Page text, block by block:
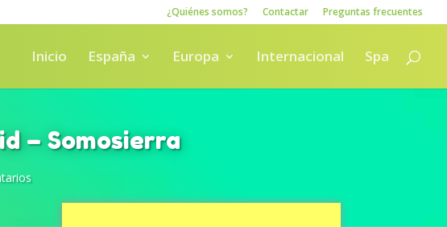
¿Quiénes somos? Contactar Preguntas frecuentes
Inicio España Europa Internacional Spa
– Somosierra